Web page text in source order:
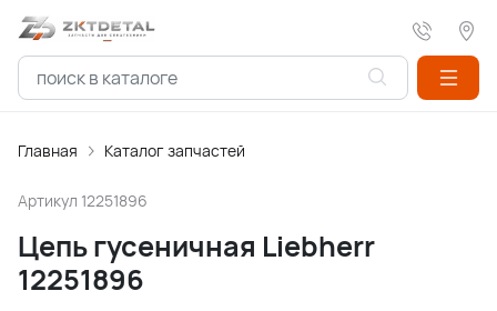
Главная Каталог запчастей
Артикул 12251896
Цепь гусеничная Liebherr
12251896